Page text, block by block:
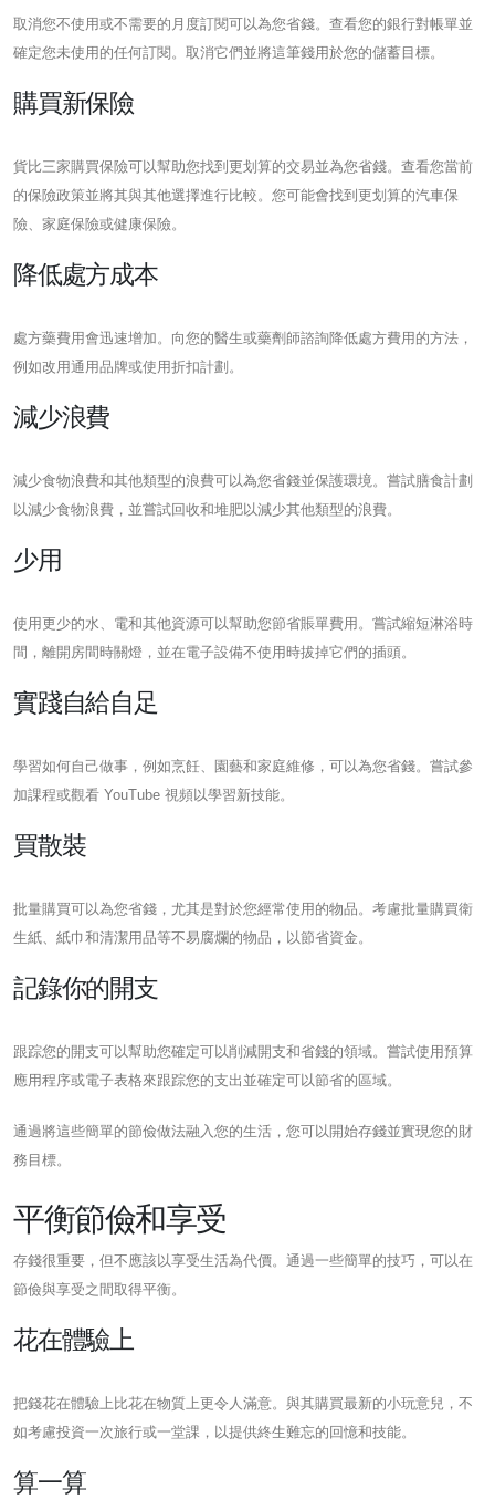
取消您不使用或不需要的月度訂閱可以為您省錢。查看您的銀行對帳單並
確定您未使用的任何訂閱。取消它們並將這筆錢用於您的儲蓄目標。
購買新保險
貨比三家購買保險可以幫助您找到更划算的交易並為您省錢。查看您當前
的保險政策並將其與其他選擇進行比較。您可能會找到更划算的汽車保
險、家庭保險或健康保險。
降低處方成本
處方藥費用會迅速增加。向您的醫生或藥劑師諮詢降低處方費用的方法，
例如改用通用品牌或使用折扣計劃。
減少浪費
減少食物浪費和其他類型的浪費可以為您省錢並保護環境。嘗試膳食計劃
以減少食物浪費，並嘗試回收和堆肥以減少其他類型的浪費。
少用
使用更少的水、電和其他資源可以幫助您節省賬單費用。嘗試縮短淋浴時
間，離開房間時關燈，並在電子設備不使用時拔掉它們的插頭。
實踐自給自足
學習如何自己做事，例如烹飪、園藝和家庭維修，可以為您省錢。嘗試參
加課程或觀看 YouTube 視頻以學習新技能。
買散裝
批量購買可以為您省錢，尤其是對於您經常使用的物品。考慮批量購買衛
生紙、紙巾和清潔用品等不易腐爛的物品，以節省資金。
記錄你的開支
跟踪您的開支可以幫助您確定可以削減開支和省錢的領域。嘗試使用預算
應用程序或電子表格來跟踪您的支出並確定可以節省的區域。
通過將這些簡單的節儉做法融入您的生活，您可以開始存錢並實現您的財
務目標。
平衡節儉和享受
存錢很重要，但不應該以享受生活為代價。通過一些簡單的技巧，可以在
節儉與享受之間取得平衡。
花在體驗上
把錢花在體驗上比花在物質上更令人滿意。與其購買最新的小玩意兒，不
如考慮投資一次旅行或一堂課，以提供終生難忘的回憶和技能。
算一算